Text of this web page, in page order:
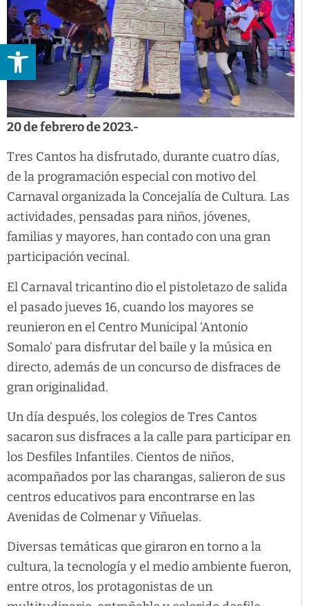
Abrir barra de herramientas
20 de febrero de 2023.-
Tres Cantos ha disfrutado, durante cuatro días,
de la programación especial con motivo del
Carnaval organizada la Concejalía de Cultura. Las
actividades, pensadas para niños, jóvenes,
familias y mayores, han contado con una gran
participación vecinal.
El Carnaval tricantino dio el pistoletazo de salida
el pasado jueves 16, cuando los mayores se
reunieron en el Centro Municipal ‘Antonio
Somalo’ para disfrutar del baile y la música en
directo, además de un concurso de disfraces de
gran originalidad.
Un día después, los colegios de Tres Cantos
sacaron sus disfraces a la calle para participar en
los Desfiles Infantiles. Cientos de niños,
acompañados por las charangas, salieron de sus
centros educativos para encontrarse en las
Avenidas de Colmenar y Viñuelas.
Diversas temáticas que giraron en torno a la
cultura, la tecnología y el medio ambiente fueron,
entre otros, los protagonistas de un